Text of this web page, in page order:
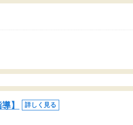
】 詳しく見る